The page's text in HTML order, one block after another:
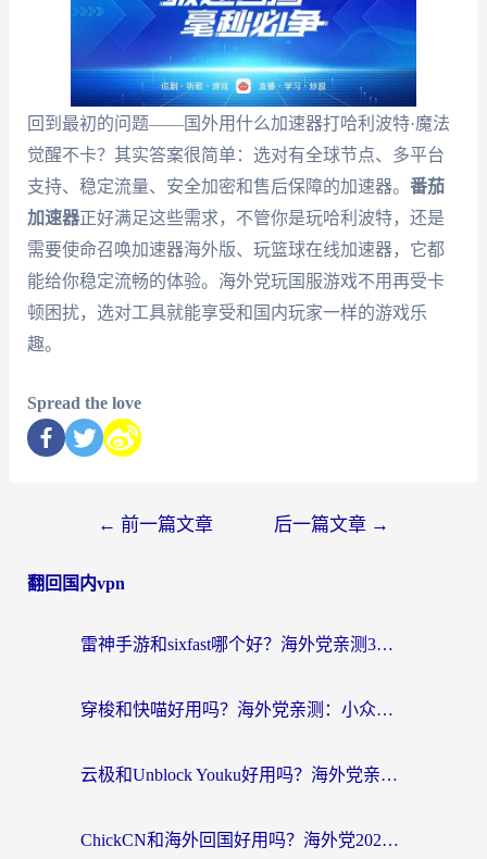
回到最初的问题——国外用什么加速器打哈利波特·魔法
觉醒不卡？其实答案很简单：选对有全球节点、多平台
支持、稳定流量、安全加密和售后保障的加速器。 番茄
加速器正好满足这些需求，不管你是玩哈利波特，还是
需要使命召唤加速器海外版、玩篮球在线加速器，它都
能给你稳定流畅的体验。海外党玩国服游戏不用再受卡
顿困扰，选对工具就能享受和国内玩家一样的游戏乐
趣。
Spread the love
← 前一篇文章 后一篇文章 →
翻回国内vpn
雷神手游和sixfast哪个好？海外党亲测3款回国加速器，教你选对不踩坑
穿梭和快喵好用吗？海外党亲测：小众加速器对比+番茄加速器深度体验
云极和Unblock Youku好用吗？海外党亲测+2026回国加速器避坑指南
ChickCN和海外回国好用吗？海外党2026亲测：从手游到影音，选对加速器的3个关键